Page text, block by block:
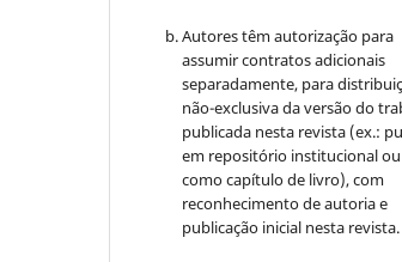
Autores têm autorização para
assumir contratos adicionais
separadamente, para
não-exclusiva da versão do
publicada nesta revista (ex.:
em repositório institucional ou
como capítulo de livro), com
reconhecimento de autoria e
publicação inicial nesta revista.